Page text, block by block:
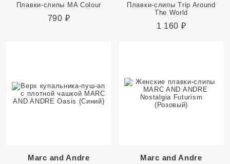
Плавки-слипы MA Colour
790 ₽
Плавки-слипы Trip Around
The World
1 160 ₽
Marc and Andre Marc and Andre